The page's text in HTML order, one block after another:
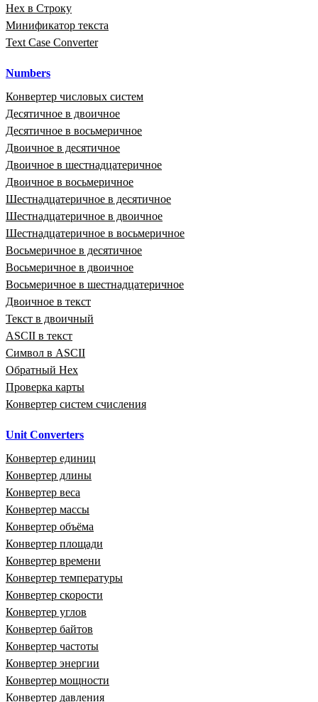
Hex в Строку
Минификатор текста
Text Case Converter
Numbers
Конвертер числовых систем
Десятичное в двоичное
Десятичное в восьмеричное
Двоичное в десятичное
Двоичное в шестнадцатеричное
Двоичное в восьмеричное
Шестнадцатеричное в десятичное
Шестнадцатеричное в двоичное
Шестнадцатеричное в восьмеричное
Восьмеричное в десятичное
Восьмеричное в двоичное
Восьмеричное в шестнадцатеричное
Двоичное в текст
Текст в двоичный
ASCII в текст
Символ в ASCII
Обратный Hex
Проверка карты
Конвертер систем счисления
Unit Converters
Конвертер единиц
Конвертер длины
Конвертер веса
Конвертер массы
Конвертер объёма
Конвертер площади
Конвертер времени
Конвертер температуры
Конвертер скорости
Конвертер углов
Конвертер байтов
Конвертер частоты
Конвертер энергии
Конвертер мощности
Конвертер давления